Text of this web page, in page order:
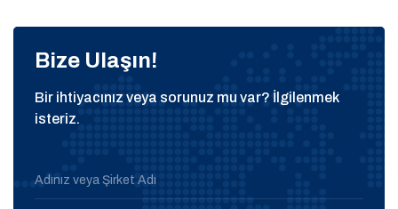
Bize Ulaşın!
Bir ihtiyacınız veya sorunuz mu var? İlgilenmek
isteriz.
Adınız veya Şirket Adı